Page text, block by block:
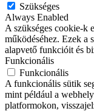
Szükséges
Always Enabled
A szükséges cookie-k
működéséhez. Ezek a
alapvető funkcióit és
Funkcionális
Funkcionális
A funkcionális sütik
mint például a
platformokon,